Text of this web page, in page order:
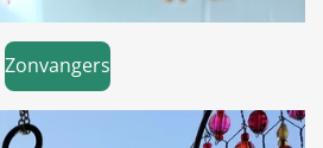
Zonvangers